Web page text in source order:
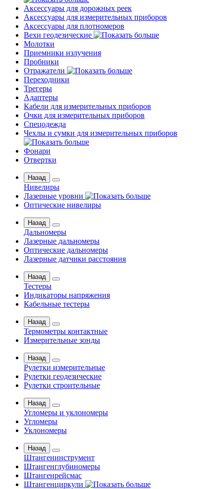
Аксессуары для дорожных реек
Аксессуары для измерительных приборов
Аксессуары для плотномеров
Вехи геодезические
Молотки
Приемники излучения
Пробники
Отражатели
Переходники
Трегеры
Адаптеры
Кабели для измерительных приборов
Очки для измерительных приборов
Спецодежда
Чехлы и сумки для измерительных приборов
Фонари
Отвертки
Назад
Нивелиры
Лазерные уровни
Оптические нивелиры
Назад
Дальномеры
Лазерные дальномеры
Оптические дальномеры
Лазерные датчики расстояния
Назад
Тестеры
Индикаторы напряжения
Кабельные тестеры
Назад
Термометры контактные
Измерительные зонды
Назад
Рулетки измерительные
Рулетки геодезические
Рулетки строительные
Назад
Угломеры и уклономеры
Угломеры
Уклономеры
Назад
Штангенинструмент
Штангенглубиномеры
Штангенрейсмас
Штангенциркули